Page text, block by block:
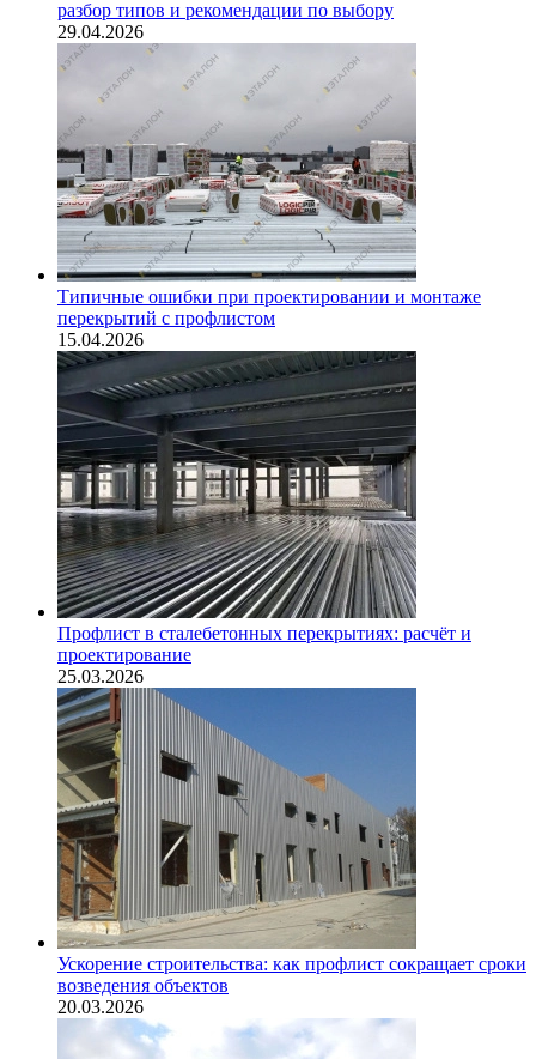
разбор типов и рекомендации по выбору
29.04.2026
Типичные ошибки при проектировании и монтаже
перекрытий с профлистом
15.04.2026
Профлист в сталебетонных перекрытиях: расчёт и
проектирование
25.03.2026
Ускорение строительства: как профлист сокращает сроки
возведения объектов
20.03.2026